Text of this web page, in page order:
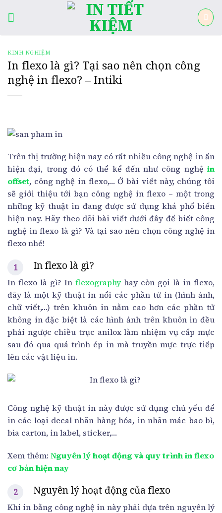
KINH NGHIỆM
In flexo là gì? Tại sao nên chọn công
nghệ in flexo? – Intiki
Trên thị trường hiện nay có rất nhiều công nghệ in ấn
hiện đại, trong đó có thể kể đến như công nghệ in
offset, công nghệ in flexo,… Ở bài viết này, chúng tôi
sẽ giới thiệu tới bạn công nghệ in flexo – một trong
những kỹ thuật in đang được sử dụng khá phổ biến
hiện nay. Hãy theo dõi bài viết dưới đây để biết công
nghệ in flexo là gì? Và tại sao nên chọn công nghệ in
flexo nhé!
In flexo là gì?
In flexo là gì? In flexographyhay còn gọi là in flexo,
đây là một kỹ thuật in nổi các phần tử in (hình ảnh,
chữ viết,…) trên khuôn in nằm cao hơn các phần tử
không in đặc biệt là các hình ảnh trên khuôn in đều
phải ngược chiều trục anilox làm nhiệm vụ cấp mực
sau đó qua quá trình ép in mà truyền mực trực tiếp
lên các vật liệu in.
Công nghệ kỹ thuật in này được sử dụng chủ yếu để
in các loại decal nhãn hàng hóa, in nhãn mác bao bì,
bìa carton, in label, sticker,…
Xem thêm: Nguyên lý hoạt động và quy trình in flexo
cơ bản hiện nay
Nguyên lý hoạt động của flexo
Khi in bằng công nghệ in này phải dựa trên nguyên lý